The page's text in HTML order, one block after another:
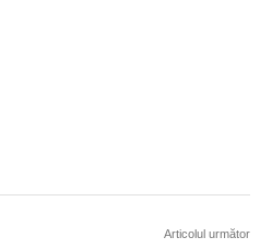
Articolul următor